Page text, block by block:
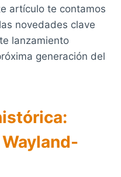
artículo te contamos
novedades clave
lanzamiento
generación del